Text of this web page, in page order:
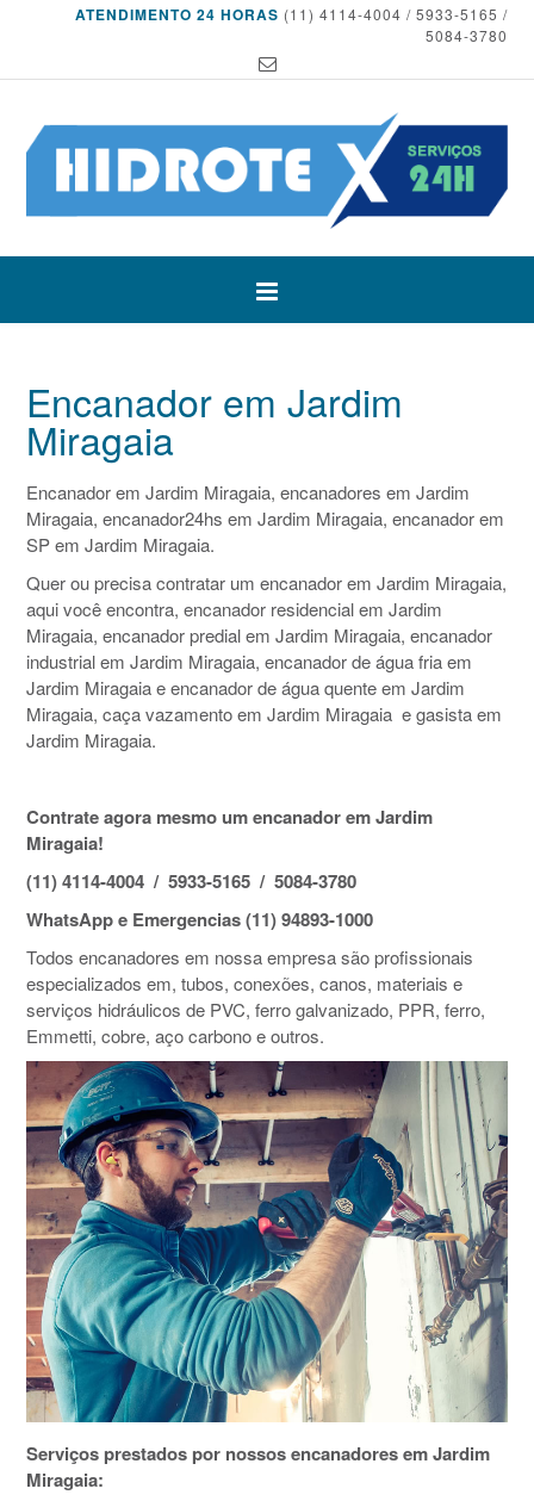
ATENDIMENTO 24 HORAS (11) 4114-4004 / 5933-5165 /
5084-3780
Encanador em Jardim
Miragaia
Encanador em Jardim Miragaia, encanadores em Jardim
Miragaia, encanador24hs em Jardim Miragaia, encanador em
SP em Jardim Miragaia.
Quer ou precisa contratar um encanador em Jardim Miragaia,
aqui você encontra, encanador residencial em Jardim
Miragaia, encanador predial em Jardim Miragaia, encanador
industrial em Jardim Miragaia, encanador de água fria em
Jardim Miragaia e encanador de água quente em Jardim
Miragaia, caça vazamento em Jardim Miragaia e gasista em
Jardim Miragaia.
Contrate agora mesmo um encanador em Jardim
Miragaia!
(11) 4114-4004 / 5933-5165 / 5084-3780
WhatsApp e Emergencias (11) 94893-1000
Todos encanadores em nossa empresa são profissionais
especializados em, tubos, conexões, canos, materiais e
serviços hidráulicos de PVC, ferro galvanizado, PPR, ferro,
Emmetti, cobre, aço carbono e outros.
Serviços prestados por nossos encanadores em Jardim
Miragaia: